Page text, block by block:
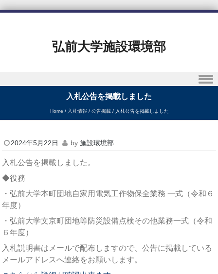
弘前大学施設環境部
入札公告を掲載しました
Home / 入札情報 / 公告掲載/ 入札公告を掲載しました
2024年5月22日 by 施設環境部
入札公告を掲載しました。
◆役務
・弘前大学本町団地自家用電気工作物保全業務 一式（令和６
年度）
・弘前大学文京町団地等防災設備点検その他業務一式（令和
６年度）
入札説明書はメールで配布しますので、公告に掲載している
メールアドレスへ連絡をお願いします。